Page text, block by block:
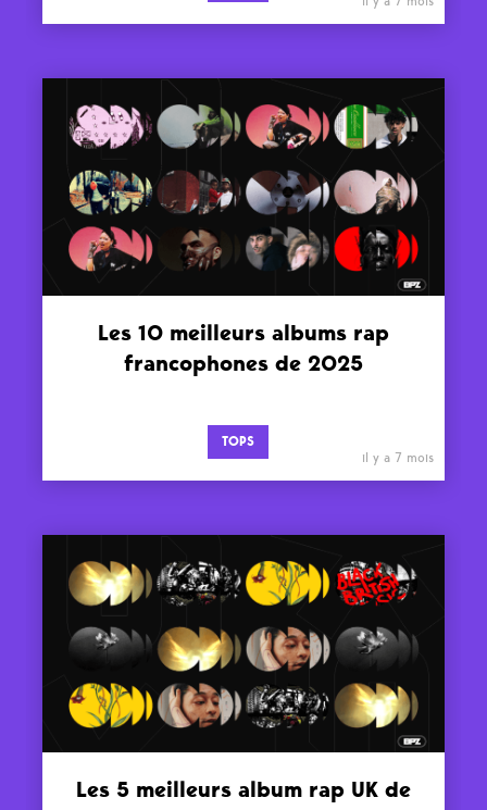
Les 10 meilleurs albums rap
francophones de 2025
TOPS
il y a 7 mois
Les 5 meilleurs album rap UK de